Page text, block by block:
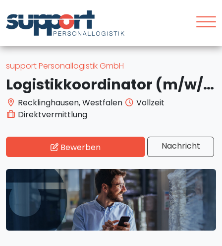
support Personallogistik GmbH
Logistikkoordinator (m/w/d) - Materialwirtschaft, Lager & Versand
Recklinghausen, Westfalen
Vollzeit
Direktvermittlung
Bewerben Nachricht